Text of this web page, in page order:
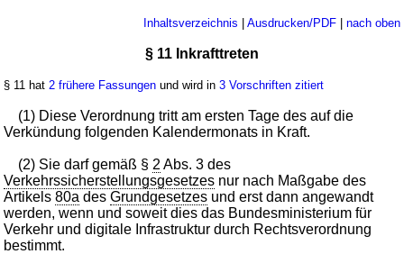
Inhaltsverzeichnis | Ausdrucken/PDF| nach oben
§ 11 Inkrafttreten
§ 11 hat 2 frühere Fassungen und wird in3 Vorschriften zitiert
(1) Diese Verordnung tritt am ersten Tage des auf die
Verkündung folgenden Kalendermonats in Kraft.
(2) Sie darf gemäß § 2 Abs. 3 des
Verkehrssicherstellungsgesetzes nur nach Maßgabe des
Artikels80a desGrundgesetzes und erst dann angewandt
werden, wenn und soweit dies das Bundesministerium für
Verkehr und digitale Infrastruktur durch Rechtsverordnung
bestimmt.